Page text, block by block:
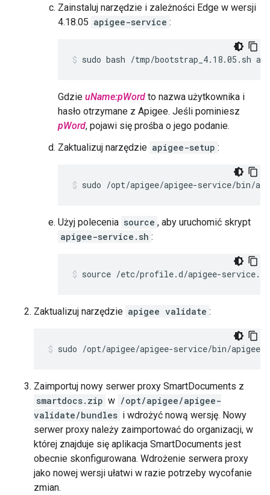
Zainstaluj narzędzie i zależności Edge w wersji
4.18.05 apigee-service :
sudo bash /tmp/bootstrap_4.18.05.sh
Gdzie uName:pWord to nazwa użytkownika i
hasło otrzymane z Apigee. Jeśli pominiesz
pWord, pojawi się prośba o jego podanie.
Zaktualizuj narzędzie apigee-setup :
sudo /opt/apigee/apigee-service/bin/
Użyj polecenia source , aby uruchomić skrypt
apigee-service.sh :
source /etc/profile.d/apigee-service.sh
Zaktualizuj narzędzie apigee validate :
sudo /opt/apigee/apigee-service/bin/
Zaimportuj nowy serwer proxy SmartDocuments z
smartdocs.zip w /opt/apigee/apigee-
validate/bundles i wdrożyć nową wersję. Nowy
serwer proxy należy zaimportować do organizacji, w
której znajduje się aplikacja SmartDocuments jest
obecnie skonfigurowana. Wdrożenie serwera proxy
jako nowej wersji ułatwi w razie potrzeby wycofanie
zmian.